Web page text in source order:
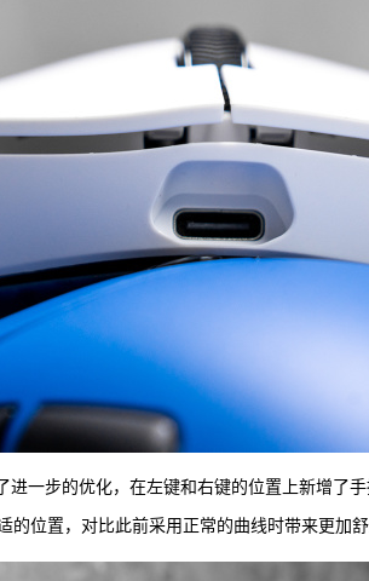
进一步的优化，在左键和右键的位置上新增了
的位置，对比此前采用正常的曲线时带来更加舒